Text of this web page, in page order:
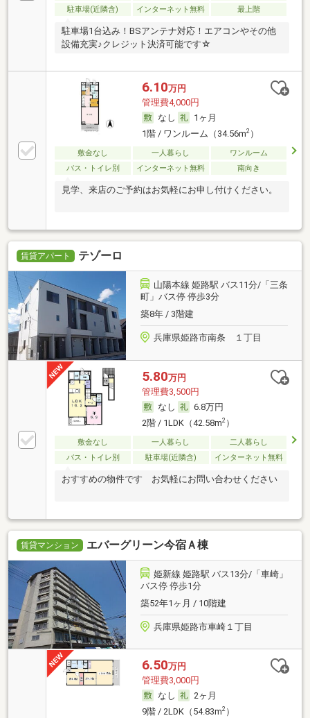
駐車場(近隣含)
インターネット無料 最上階
駐車場1台込み！BSアンテナ対応！エアコンやその他
設備充実♪クレジット決済可能です☆
6.10万円
管理費4,000円
なし
1ヶ月
1階 / ワンルーム（34.56m2）
敷金なし 一人暮らし
ワンルーム
バス・トイレ別
インターネット無料 南向き
見学、来店のご予約はお気軽にお申し付けください。
賃貸アパート テゾーロ
山陽本線 姫路駅 バス11分/「三条
町」バス停 停歩3分
築8年 / 3階建
兵庫県姫路市南条 １丁目
5.80万円
管理費3,500円
なし
6.8万円
2階 / 1LDK（42.58m2）
敷金なし 一人暮らし
二人暮らし
バス・トイレ別
駐車場(近隣含) インターネット無料
おすすめの物件です お気軽にお問い合わせください
賃貸マンション エバーグリーン今宿Ａ棟
姫新線 姫路駅 バス13分/「車崎」
バス停 停歩1分
築52年1ヶ月 / 10階建
兵庫県姫路市車崎１丁目
6.50万円
管理費3,000円
なし
2ヶ月
9階 / 2LDK（54.83m2）